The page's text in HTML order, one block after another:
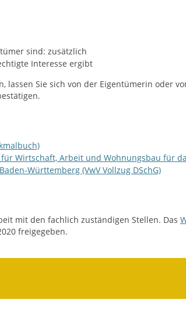
Rathaus
sind: zusätzlich
Interesse ergibt
lassen Sie sich von der Eigentümerin oder
Wirtschaft, Arbeit und Wohnungsbau für
Württemberg (VwV Vollzug DSchG)
mit den fachlich zuständigen Stellen. Das
freigegeben.